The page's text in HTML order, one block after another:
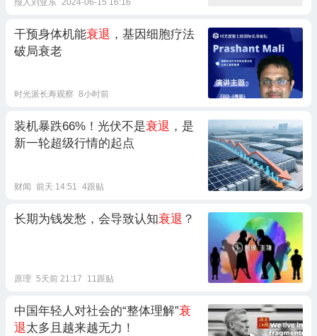
干预身体机能衰退 ，基因细胞疗法
破局衰老
时光派长寿观察 8小时前
装机暴跌66%！光伏不是衰退 ，是
新一轮超级行情的起点
财闻 前天 14:51 4跟贴
长期为钱发愁，会导致认知衰退 ？
原理 5天前 21:17 11跟贴
中国年轻人对社会的“整体理解”衰
退太多且越来越无力！